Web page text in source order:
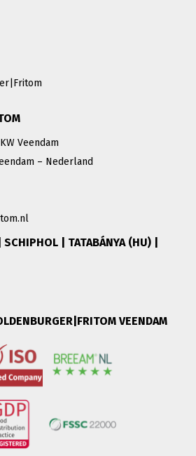
Veendam
– Nederland
| TATABÁNYA (HU) |
VEENDAM